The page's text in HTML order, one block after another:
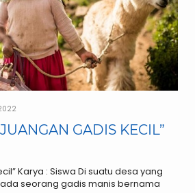
GADIS KECIL”
Karya : Siswa Di suatu desa yang
seorang gadis manis bernama